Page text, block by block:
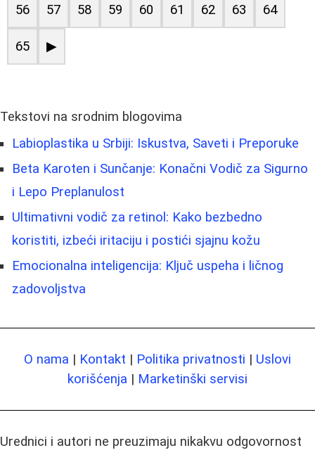
56 57 58 59 60 61 62 63 64
65 ▶
Tekstovi na srodnim blogovima
Labioplastika u Srbiji: Iskustva, Saveti i Preporuke
Beta Karoten i Sunčanje: Konačni Vodič za Sigurno
i Lepo Preplanulost
Ultimativni vodič za retinol: Kako bezbedno
koristiti, izbeći iritaciju i postići sjajnu kožu
Emocionalna inteligencija: Ključ uspeha i ličnog
zadovoljstva
O nama | Kontakt | Politika privatnosti | Uslovi
korišćenja | Marketinški servisi
Urednici i autori ne preuzimaju nikakvu odgovornost